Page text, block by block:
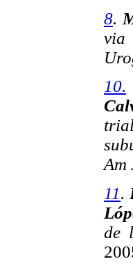
8.
via
10.
Am
11.
de